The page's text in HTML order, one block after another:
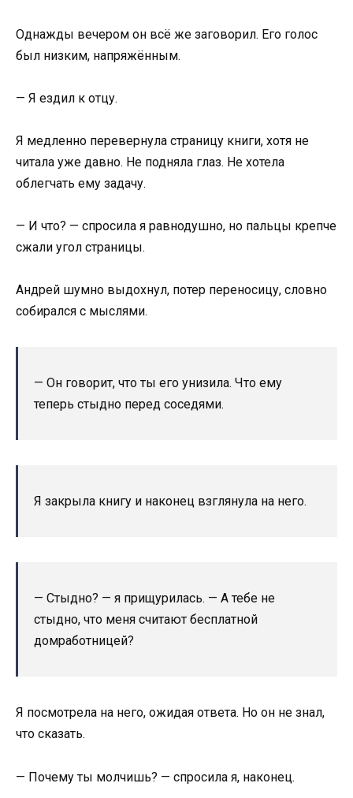
Однажды вечером он всё же заговорил. Его голос
был низким, напряжённым.
— Я ездил к отцу.
Я медленно перевернула страницу книги, хотя не
читала уже давно. Не подняла глаз. Не хотела
облегчать ему задачу.
— И что? — спросила я равнодушно, но пальцы крепче
сжали угол страницы.
Андрей шумно выдохнул, потер переносицу, словно
собирался с мыслями.
— Он говорит, что ты его унизила. Что ему
теперь стыдно перед соседями.
Я закрыла книгу и наконец взглянула на него.
— Стыдно? — я прищурилась. — А тебе не
стыдно, что меня считают бесплатной
домработницей?
Я посмотрела на него, ожидая ответа. Но он не знал,
что сказать.
— Почему ты молчишь? — спросила я, наконец.